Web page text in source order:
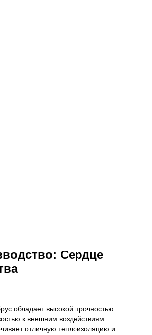
обладает высокой прочностью
к внешним воздействиям.
отличную теплоизоляцию и
Сердце